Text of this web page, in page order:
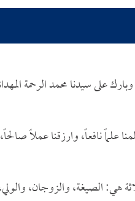
على سيدنا محمد الرحمة
علماً نافعاً، وارزقنا عملاً
هي: الصيغة، والزوجان،